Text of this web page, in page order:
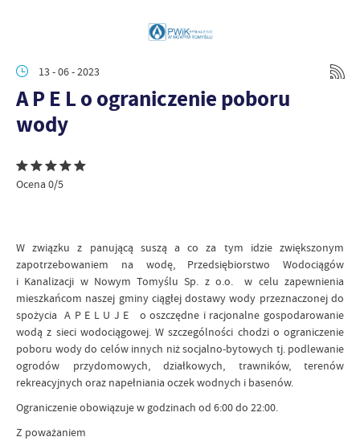
13 - 06 - 2023
A P E L o ograniczenie poboru
wody
Ocena 0/5
W związku z panującą suszą a co za tym idzie zwiększonym
zapotrzebowaniem na wodę, Przedsiębiorstwo Wodociągów
i Kanalizacji w Nowym Tomyślu Sp. z o.o. w celu zapewnienia
mieszkańcom naszej gminy ciągłej dostawy wody przeznaczonej do
spożycia A P E L U J E o oszczędne i racjonalne gospodarowanie
wodą z sieci wodociągowej. W szczególności chodzi o ograniczenie
poboru wody do celów innych niż socjalno-bytowych tj. podlewanie
ogrodów przydomowych, działkowych, trawników, terenów
rekreacyjnych oraz napełniania oczek wodnych i basenów.
Ograniczenie obowiązuje w godzinach od 6:00 do 22:00.
Z poważaniem